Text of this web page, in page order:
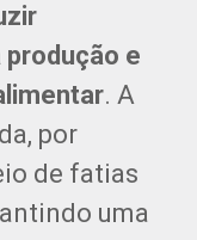
e
. A
por
de fatias
uma